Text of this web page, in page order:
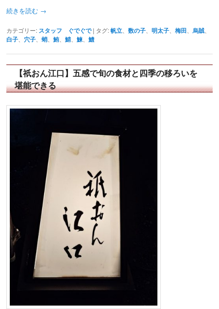
続きを読む →
カテゴリー: スタッフ ぐでぐで | タグ: 帆立 、数の子 、明太子 、梅田 、烏賊
白子 穴子 、蛸 、鮪 、鯖、鰊 、鱧
【祇おん江口】五感で旬の食材と四季の移ろいを
堪能できる